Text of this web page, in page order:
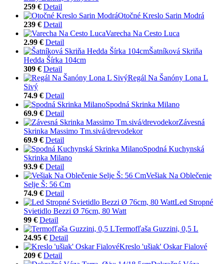
259 € Detail
Otočné Kreslo Sarin Modrá
239 € Detail
Varecha Na Cesto Luca
2.99 € Detail
Šatníková Skriňa
Hedda Šírka 104cm
309 € Detail
Regál Na Šanóny Lona L
Sivý
74.9 € Detail
Spodná Skrinka Milano
69.9 € Detail
Závesná
Skrinka Massimo Tm.sivá/drevodekor
69.9 € Detail
Spodná Kuchynská
Skrinka Milano
93.9 € Detail
Vešiak Na Oblečenie
Selje Š: 56 Cm
74.9 € Detail
Led Stropné
Svietidlo Bezzi Ø 76cm, 80 Watt
99 € Detail
Termofľaša Guzzini, 0,5 L
24.95 € Detail
Kreslo 'ušiak' Oskar Fialové
209 € Detail